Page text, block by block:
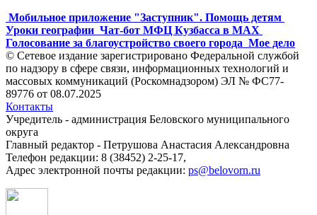
Мобильное приложение "Заступник". Помощь детям
Уроки географии Чат-бот МФЦ Кузбасса в MAX
Голосование за благоустройство своего города Мое дело
© Сетевое издание зарегистрировано Федеральной службой
по надзору в сфере связи, информационных технологий и
массовых коммуникаций (Роскомнадзором) ЭЛ № ФС77-
89776 от 08.07.2025
Контакты
Учредитель - администрация Беловского муниципального
округа
Главный редактор - Петрушова Анастасия Александровна
Телефон редакции: 8 (38452) 2-25-17,
Адрес электронной почты редакции: ps@belovorn.ru